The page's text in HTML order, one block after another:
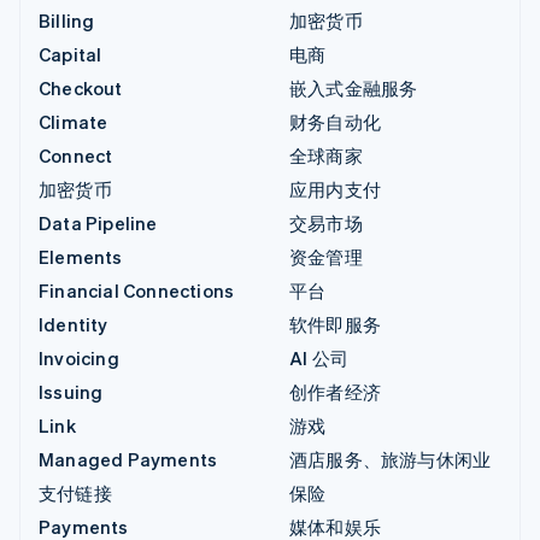
Billing
Capital
Checkout
Climate
Connect
加密货币
Data Pipeline
Elements
Financial Connections
Identity
Invoicing
Issuing
Link
Managed Payments
支付链接
Payments
加密货币
电商
嵌入式金融服务
财务自动化
全球商家
应用内支付
交易市场
资金管理
平台
软件即服务
AI 公司
创作者经济
游戏
酒店服务、旅游与休闲业
保险
媒体和娱乐